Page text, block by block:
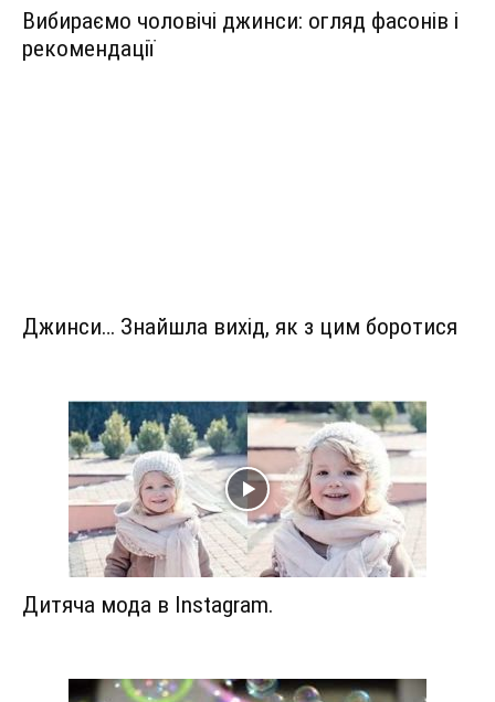
Вибираємо чоловічі джинси: огляд фасонів і
рекомендації
Джинси… Знайшла вихід, як з цим боротися
Дитяча мода в Instagram.